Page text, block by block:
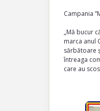
Campania
„Mă bucur
marca anul
sărbătoare
întreaga
care au